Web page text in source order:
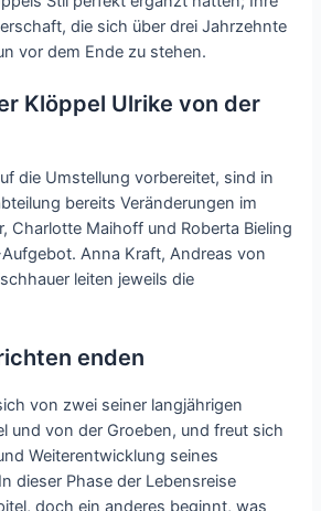
die sich über drei Jahrzehnte
vor dem Ende zu stehen.
Klöppel Ulrike von der
die Umstellung vorbereitet, sind in
bereits Veränderungen im
Charlotte Maihoff und Roberta Bieling
Anna Kraft, Andreas von
leiten jeweils die
enden
von zwei seiner langjährigen
und von der Groeben, und freut sich
Weiterentwicklung seines
dieser Phase der Lebensreise
doch ein anderes beginnt, was